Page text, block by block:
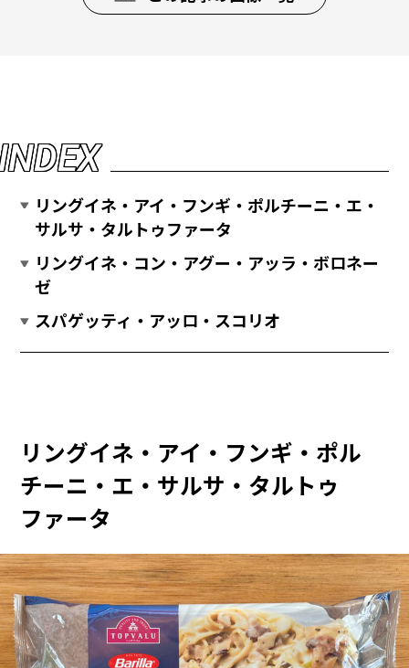
NDEX
リングイネ・アイ・フンギ・ポルチーニ・エ・
サルサ・タルトゥファータ
リングイネ・コン・アグー・アッラ・ボロネー
ゼ
スパゲッティ・アッロ・スコリオ
リングイネ・アイ・フンギ・ポル
チーニ・エ・サルサ・タルトゥ
ファータ